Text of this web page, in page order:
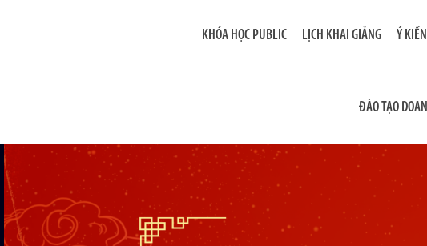
KHÓA HỌC PUBLIC LỊCH KHAI GIẢNG Ý
ĐÀO TẠO